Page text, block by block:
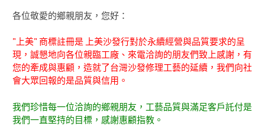
各位敬愛的鄉親朋友，您好：
"上美" 商標註冊是 上美沙發行對於永續經營與品質要求的呈
現，誠懇地向各位親臨工廠、來電洽詢的朋友們致上感謝，有
您的牽成與惠顧，造就了台灣沙發修理工藝的延續，我們向社
會大眾回報的是品質與信用。
我們珍惜每一位洽詢的鄉親朋友，工藝品質與滿足客戶託付是
我們一直堅持的目標，感謝惠顧指教。